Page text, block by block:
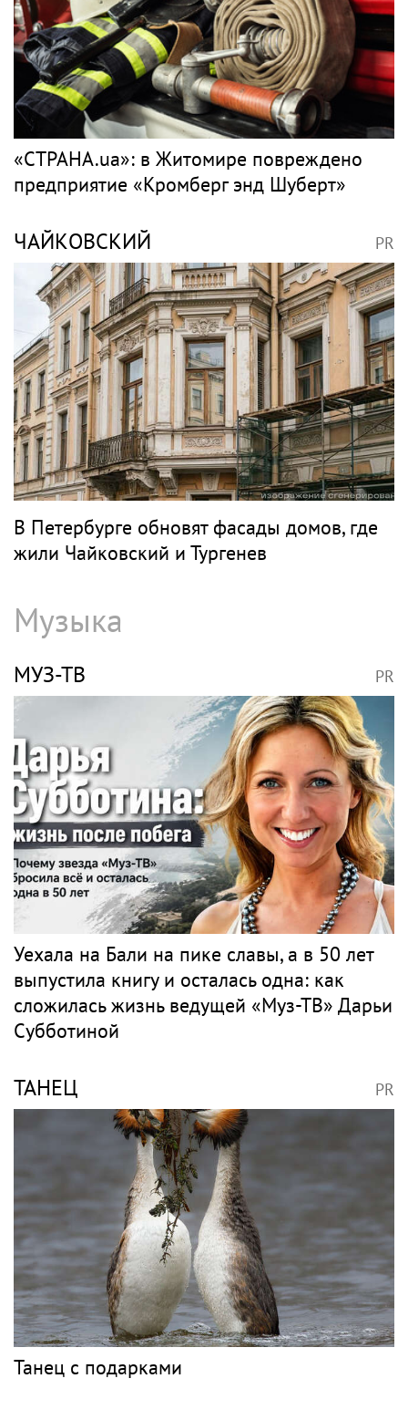
«СТРАНА.ua»: в Житомире повреждено
предприятие «Кромберг энд Шуберт»
ЧАЙКОВСКИЙ PR
В Петербурге обновят фасады домов, где
жили Чайковский и Тургенев
Музыка
МУЗ-ТВ PR
Уехала на Бали на пике славы, а в 50 лет
выпустила книгу и осталась одна: как
сложилась жизнь ведущей «Муз-ТВ» Дарьи
Субботиной
ТАНЕЦ PR
Танец с подарками